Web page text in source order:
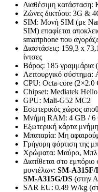
Διαθέσιμη κατάσταση:
Ζώνες δικτύου: 3G &
SIM: Μονή SIM (με
SIM) επαφίεται
smartphone που
Διαστάσεις: 159,3 x
ίντσες
Βάρος: 185 γραμμάρια
Λειτουργικό
CPU: Octa-core
Chipset: Mediatek
GPU: Mali-G52 MC2
Εσωτερικός χώρος
Μνήμη RAM: 4 GB / 6
Εξωτερική κάρτα
Μπαταρία: Μη
Γρήγορη φόρτιση της
Χρώματα: Μαύρο,
Διατίθεται στο
μοντέλων: SM-A315F/
SM-A315G/DS (στην
SAR EU: 0.49 W/kg